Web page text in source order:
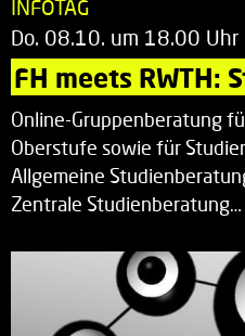
INFOTAG
Do. 08.10. um 18.00 Uhr
FH meets RWTH:
Online-Gruppenberatung
Oberstufe sowie für
Allgemeine
Zentrale Studienberatung…